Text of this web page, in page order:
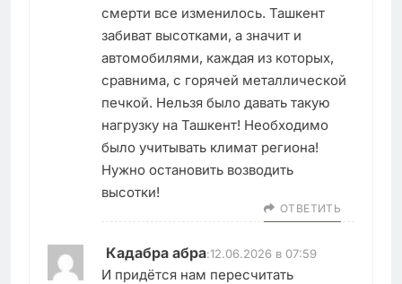
смерти все изменилось. Ташкент
забиват высотками, а значит и
автомобилями, каждая из которых,
сравнима, с горячей металлической
печкой. Нельзя было давать такую
нагрузку на Ташкент! Необходимо
было учитывать климат региона!
Нужно остановить возводить
высотки!
ОТВЕТИТЬ
Кадабра абра:12.06.2026 в 07:59
И придётся нам пересчитать